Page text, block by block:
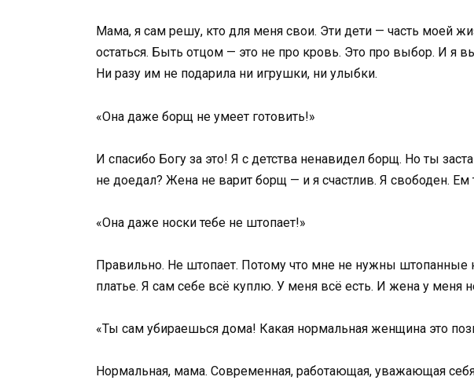
Мама, я сам решу, кто для меня свои. Эти дети — часть
остаться. Быть отцом — это не про кровь. Это про выбор. И я
Ни разу им не подарила ни игрушки, ни улыбки.
«Она даже борщ не умеет готовить!»
И спасибо Богу за это! Я с детства ненавидел борщ. Но ты
не доедал? Жена не варит борщ — и я счастлив. Я свободен.
«Она даже носки тебе не штопает!»
Правильно. Не штопает. Потому что мне не нужны штопанные
платье. Я сам себе всё куплю. У меня всё есть. И жена у меня
«Ты сам убираешься дома! Какая нормальная женщина это
Нормальная, мама. Современная, работающая, уважающая